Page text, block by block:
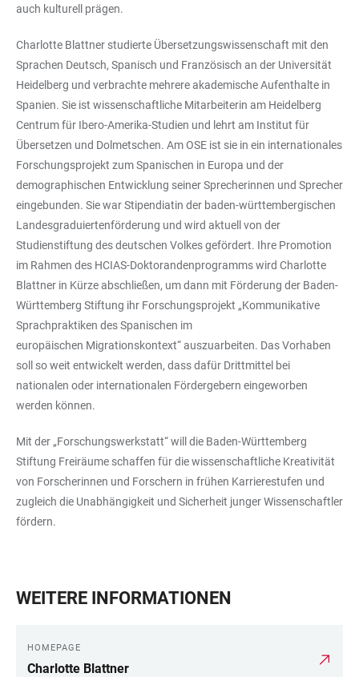
auch kulturell prägen.
Charlotte Blattner studierte Übersetzungswissenschaft mit den
Sprachen Deutsch, Spanisch und Französisch an der Universität
Heidelberg und verbrachte mehrere akademische Aufenthalte in
Spanien. Sie ist wissenschaftliche Mitarbeiterin am Heidelberg
Centrum für Ibero-Amerika-Studien und lehrt am Institut für
Übersetzen und Dolmetschen. Am OSE ist sie in ein internationales
Forschungsprojekt zum Spanischen in Europa und der
demographischen Entwicklung seiner Sprecherinnen und Sprecher
eingebunden. Sie war Stipendiatin der baden-württembergischen
Landesgraduiertenförderung und wird aktuell von der
Studienstiftung des deutschen Volkes gefördert. Ihre Promotion
im Rahmen des HCIAS-Doktorandenprogramms wird Charlotte
Blattner in Kürze abschließen, um dann mit Förderung der Baden-
Württemberg Stiftung ihr Forschungsprojekt „Kommunikative
Sprachpraktiken des Spanischen im
europäischen Migrationskontext“ auszuarbeiten. Das Vorhaben
soll so weit entwickelt werden, dass dafür Drittmittel bei
nationalen oder internationalen Fördergebern eingeworben
werden können.
Mit der „Forschungswerkstatt“ will die Baden-Württemberg
Stiftung Freiräume schaffen für die wissenschaftliche Kreativität
von Forscherinnen und Forschern in frühen Karrierestufen und
zugleich die Unabhängigkeit und Sicherheit junger Wissenschaftler
fördern.
WEITERE INFORMATIONEN
HOMEPAGE
Charlotte Blattner